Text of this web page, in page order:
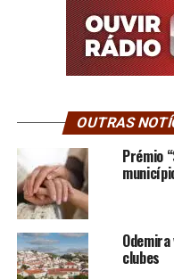
OUTRAS
Prémio
clubes